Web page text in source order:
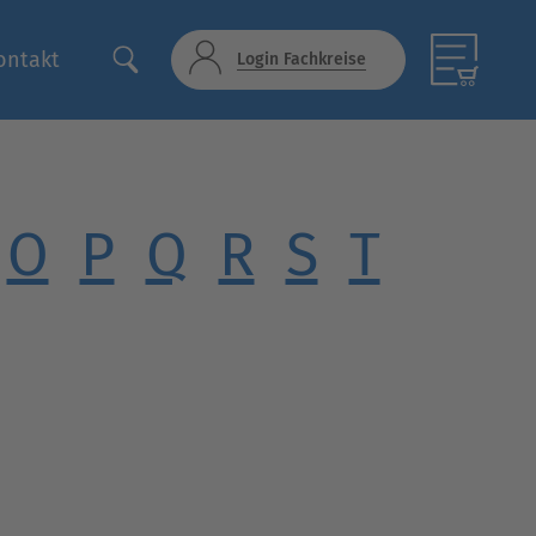
Login Fachkreise
O P Q R S T